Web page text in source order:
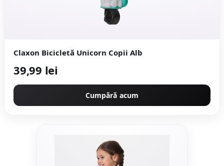
Claxon Bicicletă Unicorn Copii Alb
39,99 lei
Cumpără acum